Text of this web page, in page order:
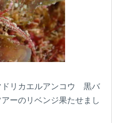
ドリカエルアンコウ 黒バ
ーのリベンジ果たせまし